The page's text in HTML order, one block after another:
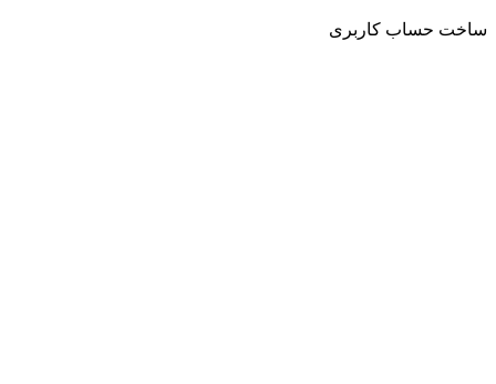
ساخت حساب کاربری